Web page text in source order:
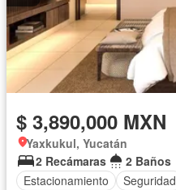
$ 3,890,000 MXN
Yaxkukul, Yucatán
2 Recámaras
2 Baños
Estacionamiento
Seguridad